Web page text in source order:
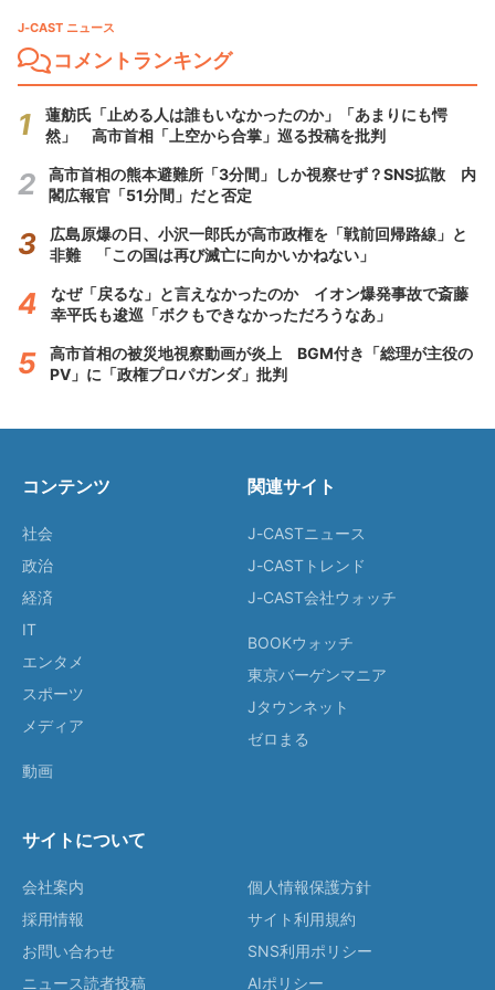
J-CAST ニュース
コメントランキング
蓮舫氏「止める人は誰もいなかったのか」「あまりにも愕
然」 高市首相「上空から合掌」巡る投稿を批判
高市首相の熊本避難所「3分間」しか視察せず？SNS拡散 内
閣広報官「51分間」だと否定
広島原爆の日、小沢一郎氏が高市政権を「戦前回帰路線」と
非難 「この国は再び滅亡に向かいかねない」
なぜ「戻るな」と言えなかったのか イオン爆発事故で斎藤
幸平氏も逡巡「ボクもできなかっただろうなあ」
高市首相の被災地視察動画が炎上 BGM付き「総理が主役の
PV」に「政権プロパガンダ」批判
コンテンツ
社会
政治
経済
IT
エンタメ
スポーツ
メディア
動画
関連サイト
J-CASTニュース
J-CASTトレンド
J-CAST会社ウォッチ
BOOKウォッチ
東京バーゲンマニア
Jタウンネット
ゼロまる
サイトについて
会社案内
採用情報
お問い合わせ
ニュース読者投稿
個人情報保護方針
サイト利用規約
SNS利用ポリシー
AIポリシー